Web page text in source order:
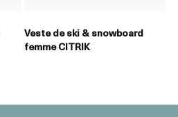
Veste de ski & snowboard
femme CITRIK